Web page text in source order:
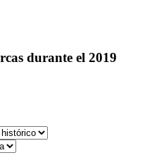
durante el 2019